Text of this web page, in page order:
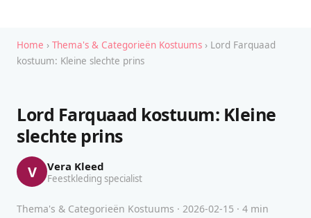
Home › Thema's & Categorieën Kostuums › Lord Farquaad
kostuum: Kleine slechte prins
Lord Farquaad kostuum: Kleine
slechte prins
V Vera Kleed
Feestkleding specialist
Thema's & Categorieën Kostuums · 2026-02-15 · 4 min